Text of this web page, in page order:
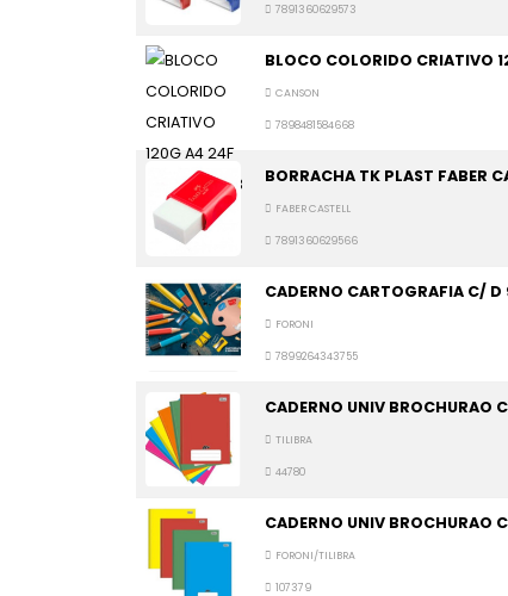
7891360629573
BLOCO COLORIDO CRIATIVO
CANSON
7898481584668
BORRACHA TK PLAST FABER
FABER CASTELL
7891360629566
CADERNO CARTOGRAFIA C/ D
FORONI
7899264343755
CADERNO UNIV BROCHURAO
TILIBRA
44780
CADERNO UNIV BROCHURAO
FORONI/TILIBRA
107379